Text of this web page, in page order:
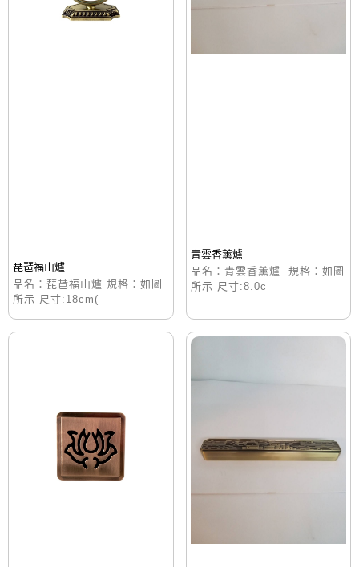
琵琶福山爐
品名：琵琶福山爐 規格：如圖
所示 尺寸:18cm(
青雲香薰爐
品名：青雲香薰爐 規格：如圖
所示 尺寸:8.0c